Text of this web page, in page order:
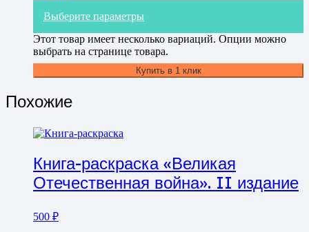
Выберите параметры
Этот товар имеет несколько вариаций. Опции можно
выбрать на странице товара.
Купить в 1 клик
Похожие
Книга-раскраска «Великая
Отечественная война». II издание
500 ₽